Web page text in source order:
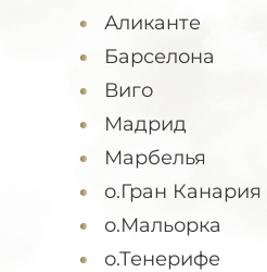
Аликанте
Барселона
Виго
Мадрид
Марбелья
о.Гран Канария
о.Мальорка
о.Тенерифе